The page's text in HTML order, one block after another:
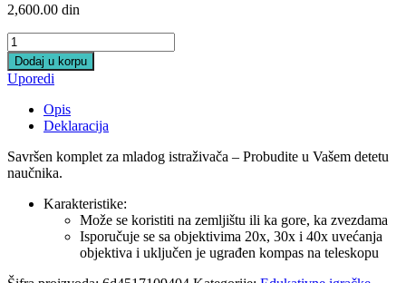
2,600.00 din
Teleskop
za
male
istraživače
40X
quantity
Dodaj u korpu
Uporedi
Opis
Deklaracija
Savršen komplet za mladog istraživača – Probudite u Vašem detetu
naučnika.
Karakteristike:
Može se koristiti na zemljištu ili ka gore, ka zvezdama
Isporučuje se sa objektivima 20x, 30x i 40x uvećanja
objektiva i uključen je ugrađen kompas na teleskopu